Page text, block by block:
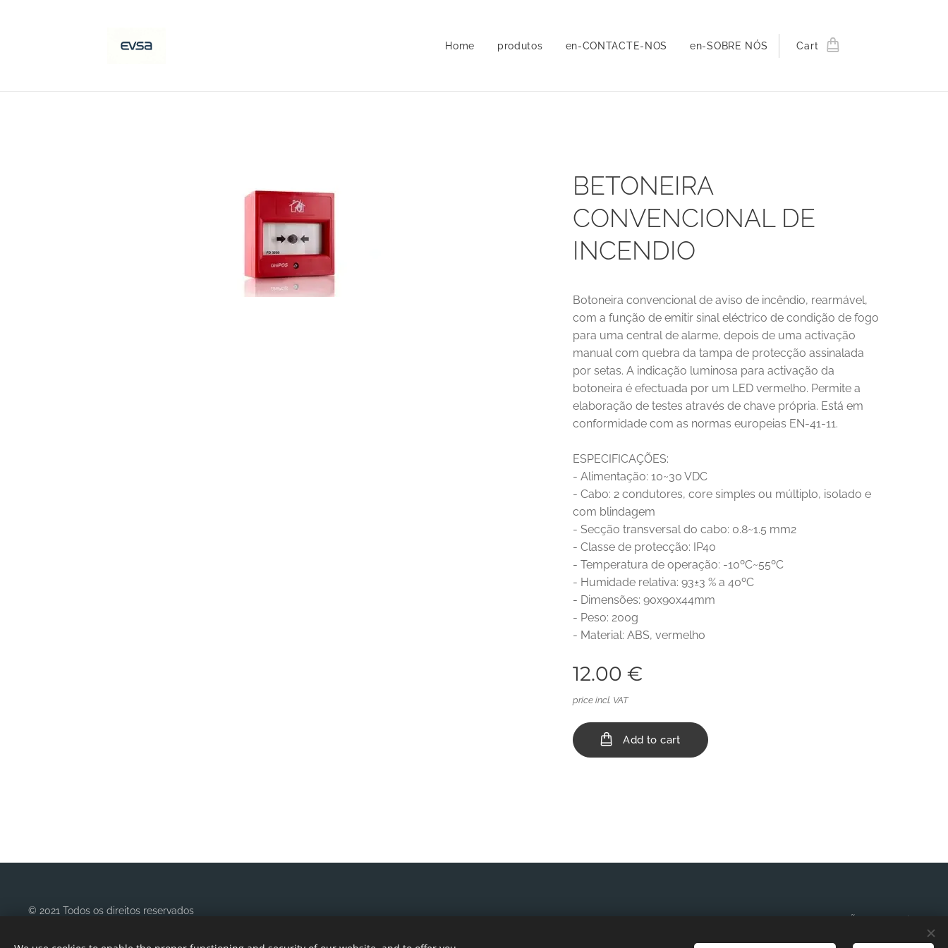
Home produtos en-CONTACTE-NOS en-SOBRE NÓS Cart
BETONEIRA
CONVENCIONAL DE
INCENDIO
Botoneira convencional de aviso de incêndio, rearmável,
com a função de emitir sinal eléctrico de condição de fogo
para uma central de alarme, depois de uma activação
manual com quebra da tampa de protecção assinalada
por setas. A indicação luminosa para activação da
botoneira é efectuada por um LED vermelho. Permite a
elaboração de testes através de chave própria. Está em
conformidade com as normas europeias EN-41-11.
ESPECIFICAÇÕES:
- Alimentação: 10~30 VDC
- Cabo: 2 condutores, core simples ou múltiplo, isolado e
com blindagem
- Secção transversal do cabo: 0.8~1.5 mm2
- Classe de protecção: IP40
- Temperatura de operação: -10ºC~55ºC
- Humidade relativa: 93±3 % a 40ºC
- Dimensões: 90x90x44mm
- Peso: 200g
- Material: ABS, vermelho
12.00 €
price incl. VAT
Add to cart
© 2021 Todos os direitos reservados